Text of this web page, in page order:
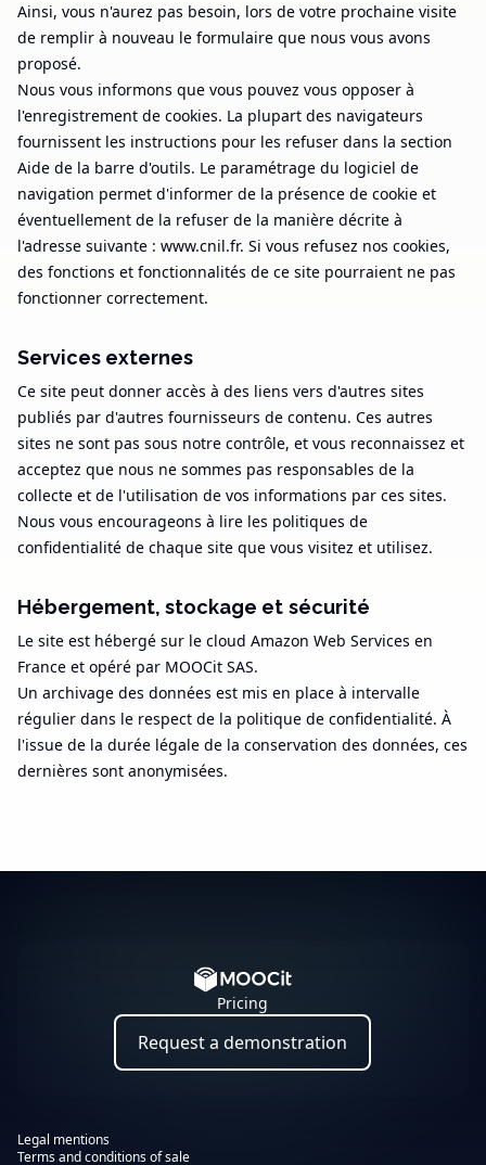
Ainsi, vous n'aurez pas besoin, lors de votre prochaine visite
de remplir à nouveau le formulaire que nous vous avons
proposé.
Nous vous informons que vous pouvez vous opposer à
l'enregistrement de cookies. La plupart des navigateurs
fournissent les instructions pour les refuser dans la section
Aide de la barre d'outils. Le paramétrage du logiciel de
navigation permet d'informer de la présence de cookie et
éventuellement de la refuser de la manière décrite à
l'adresse suivante : www.cnil.fr. Si vous refusez nos cookies,
des fonctions et fonctionnalités de ce site pourraient ne pas
fonctionner correctement.
Services externes
Ce site peut donner accès à des liens vers d'autres sites
publiés par d'autres fournisseurs de contenu. Ces autres
sites ne sont pas sous notre contrôle, et vous reconnaissez et
acceptez que nous ne sommes pas responsables de la
collecte et de l'utilisation de vos informations par ces sites.
Nous vous encourageons à lire les politiques de
confidentialité de chaque site que vous visitez et utilisez.
Hébergement, stockage et sécurité
Le site est hébergé sur le cloud Amazon Web Services en
France et opéré par MOOCit SAS.
Un archivage des données est mis en place à intervalle
régulier dans le respect de la politique de confidentialité. À
l'issue de la durée légale de la conservation des données, ces
dernières sont anonymisées.
Pricing
Request a demonstration
Legal mentions
Terms and conditions of sale